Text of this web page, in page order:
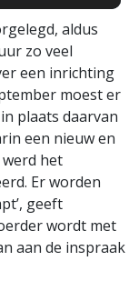
aldus
zo veel
een inrichting
moest er
plaats daarvan
een nieuw en
het
Er worden
geeft
wordt met
aan de inspraak